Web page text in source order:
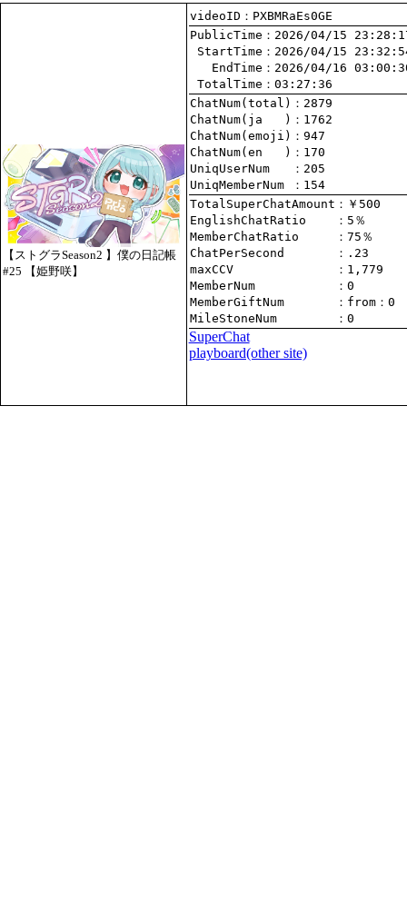
【ストグラSeason2 】僕の日記帳
#25 【姫野咲】
videoID：PXBMRaEs0GE
PublicTime
StartTime
   EndTime
TotalTime ：03:27:36
ChatNum(total)
ChatNum(ja   )
ChatNum(emoji)
ChatNum(en   )
UniqUserNum
：205
UniqMemberNum
：154
TotalSuperChatAmount
EnglishChatRatio
MemberChatRatio
ChatPerSecond
maxCCV
：1,779
MemberNum
：0
MemberGiftNum
： from ：0
MileStoneNum
：0
SuperChat
playboard(other site)